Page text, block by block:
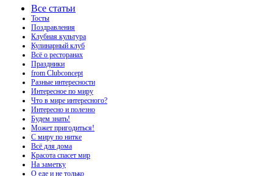
Все статьи
Тосты
Поздравления
Клубная культура
Кулинарный клуб
Всё о ресторанах
Праздники
from Clubconcept
Разные интересности
Интересное по миру
Что в мире интересного?
Интересно и полезно
Будем знать!
Может пригодиться!
С миру по нитке
Всё для дома
Красота спасет мир
На заметку
О еде и не только